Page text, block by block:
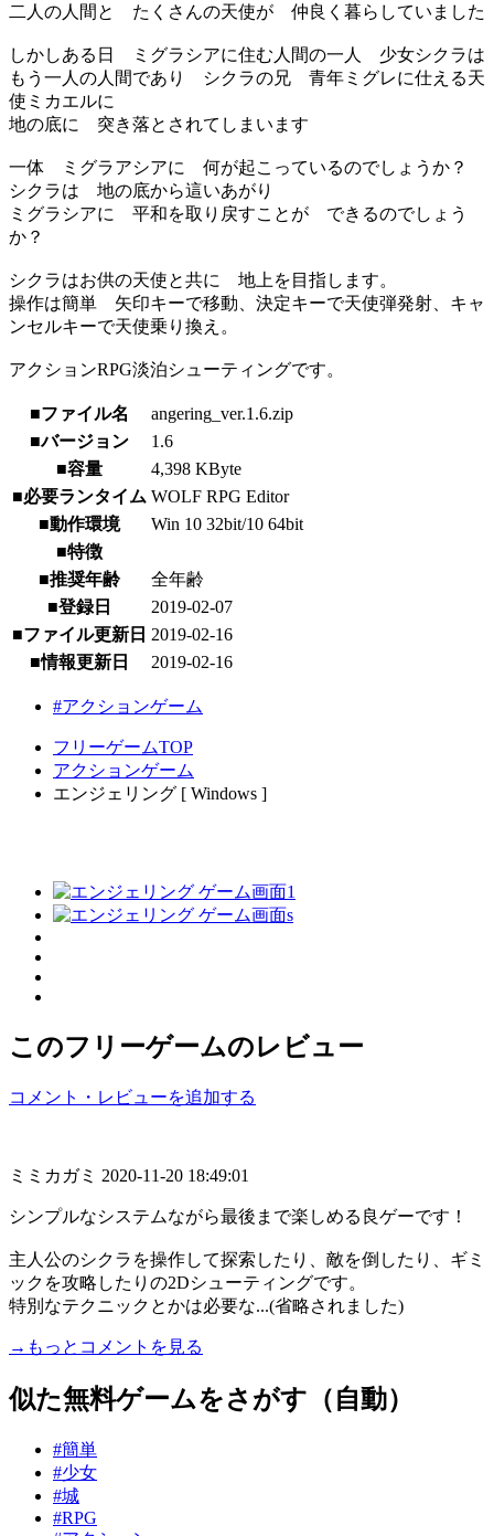
二人の人間と たくさんの天使が 仲良く暮らしていました
しかしある日 ミグラシアに住む人間の一人 少女シクラは
もう一人の人間であり シクラの兄 青年ミグレに仕える天
使ミカエルに
地の底に 突き落とされてしまいます
一体 ミグラアシアに 何が起こっているのでしょうか？
シクラは 地の底から這いあがり
ミグラシアに 平和を取り戻すことが できるのでしょう
か？
シクラはお供の天使と共に 地上を目指します。
操作は簡単 矢印キーで移動、決定キーで天使弾発射、キャ
ンセルキーで天使乗り換え。
アクションRPG淡泊シューティングです。
■ファイル名
angering_ver.1.6.zip
■バージョン
1.6
■容量
4,398 KByte
■必要ランタイム WOLF RPG Editor
■動作環境
Win 10 32bit/10 64bit
■特徴
■推奨年齢
全年齢
■登録日
2019-02-07
■ファイル更新日 2019-02-16
■情報更新日
2019-02-16
#アクションゲーム
フリーゲームTOP
アクションゲーム
エンジェリング [ Windows ]
このフリーゲームのレビュー
コメント・レビューを追加する
ミミカガミ 2020-11-20 18:49:01
シンプルなシステムながら最後まで楽しめる良ゲーです！
主人公のシクラを操作して探索したり、敵を倒したり、ギミ
ックを攻略したりの2Dシューティングです。
特別なテクニックとかは必要な...(省略されました)
→もっとコメントを見る
似た無料ゲームをさがす（自動）
#簡単
#少女
#城
#RPG